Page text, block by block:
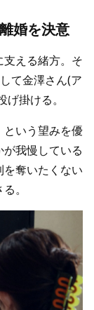
婚を決意
える緒方。そ
て金澤さん(ア
掛ける。
という望みを優
我慢している
奪いたくない
。